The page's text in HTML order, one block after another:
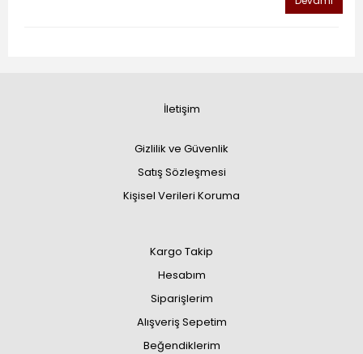
İletişim
Gizlilik ve Güvenlik
Satış Sözleşmesi
Kişisel Verileri Koruma
Kargo Takip
Hesabım
Siparişlerim
Alışveriş Sepetim
Beğendiklerim